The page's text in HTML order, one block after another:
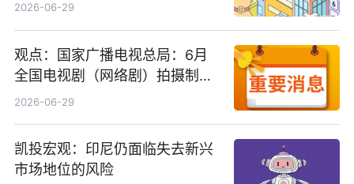
2026-06-29
观点：国家广播电视总局：6月
全国电视剧（网络剧）拍摄制作
备案公示剧目197部
2026-06-29
凯投宏观：印尼仍面临失去新兴
市场地位的风险